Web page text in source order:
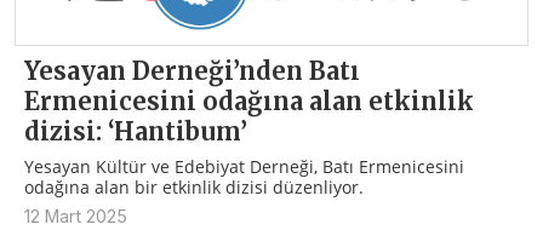
Yesayan Derneği’nden Batı
Ermenicesini odağına alan etkinlik
dizisi: ‘Hantibum’
Yesayan Kültür ve Edebiyat Derneği, Batı Ermenicesini
odağına alan bir etkinlik dizisi düzenliyor.
12 Mart 2025